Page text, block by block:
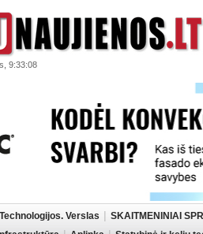
9:33:08
Verslas SKAITMENINIAI